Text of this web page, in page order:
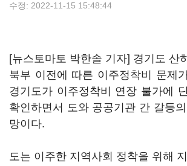
수정: 2022-11-15 15:48:44
[뉴스토마토 박한솔 기자] 경기도 산
북부 이전에 따른 이주정착비 문제
경기도가 이주정착비 연장 불가에
확인하면서 도와 공공기관 간 갈등
망이다.
도는 이주한 지역사회 정착을 위해